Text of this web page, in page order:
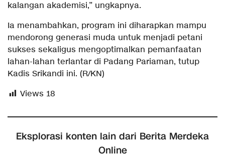
kalangan akademisi,” ungkapnya.
Ia menambahkan, program ini diharapkan mampu
mendorong generasi muda untuk menjadi petani
sukses sekaligus mengoptimalkan pemanfaatan
lahan-lahan terlantar di Padang Pariaman, tutup
Kadis Srikandi ini. (R/KN)
Views 18
Eksplorasi konten lain dari Berita Merdeka
Online